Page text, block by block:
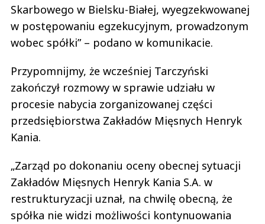
Skarbowego w Bielsku-Białej, wyegzekwowanej
w postępowaniu egzekucyjnym, prowadzonym
wobec spółki” – podano w komunikacie.
Przypomnijmy, że wcześniej Tarczyński
zakończył rozmowy w sprawie udziału w
procesie nabycia zorganizowanej części
przedsiębiorstwa Zakładów Mięsnych Henryk
Kania.
„Zarząd po dokonaniu oceny obecnej sytuacji
Zakładów Mięsnych Henryk Kania S.A. w
restrukturyzacji uznał, na chwilę obecną, że
spółka nie widzi możliwości kontynuowania